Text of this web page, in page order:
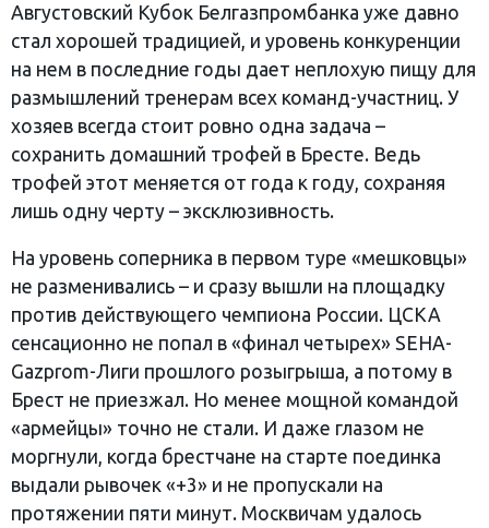
Августовский Кубок Белгазпромбанка уже давно
стал хорошей традицией, и уровень конкуренции
на нем в последние годы дает неплохую пищу для
размышлений тренерам всех команд-участниц. У
хозяев всегда стоит ровно одна задача –
сохранить домашний трофей в Бресте. Ведь
трофей этот меняется от года к году, сохраняя
лишь одну черту – эксклюзивность.
На уровень соперника в первом туре «мешковцы»
не разменивались – и сразу вышли на площадку
против действующего чемпиона России. ЦСКА
сенсационно не попал в «финал четырех» SEHA-
Gazprom-Лиги прошлого розыгрыша, а потому в
Брест не приезжал. Но менее мощной командой
«армейцы» точно не стали. И даже глазом не
моргнули, когда брестчане на старте поединка
выдали рывочек «+3» и не пропускали на
протяжении пяти минут. Москвичам удалось